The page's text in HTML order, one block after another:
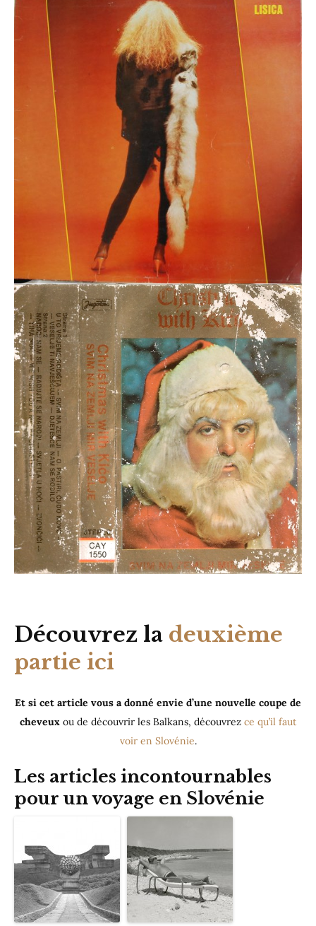
Découvrez la deuxième
partie ici
Et si cet article vous a donné envie d’une nouvelle coupe de
cheveux ou de découvrir les Balkans, découvrez ce qu’il faut
voir en Slovénie.
Les articles incontournables
pour un voyage en Slovénie